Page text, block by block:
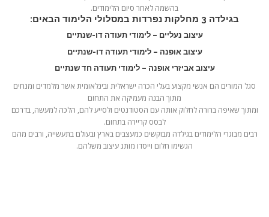
בהשמה לאחר סיום הלימודים.
בגילדה 3 מחלקות נפרדות במסלולי הלימוד הבאים:
עיצוב נעליים – לימודי תעודה דו-שנתיים
עיצוב אופנה – לימודי תעודה דו-שנתיים
עיצוב אביזרי אופנה – לימודי תעודה חד שנתיים
סגל המורים הם אנשי מקצוע בעלי הכרה ישראלית ובינלאומית אשר מלמדים ומנחים
מתוך הבנה מעמיקה את התחום
ומתוך שאיפה ברורה לחלוק אותה עם הסטודנטים ולסייע להם, הלכה למעשה, בדרכם
לבסס קריירה בתחום.
רבים מבוגרי הלימודים בגילדה מבוקשים כמעצבים בארץ ובעולם בתעשייה, ורבים מהם
הגשימו חלום וייסדו מותג עיצוב משלהם.